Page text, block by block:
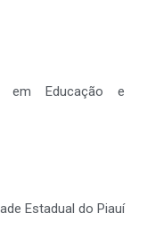
em Educação e
Estadual do Piauí